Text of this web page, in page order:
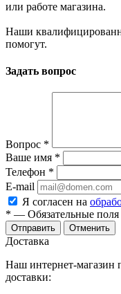
или работе магазина.
Наши
помогут.
Задать вопрос
Вопрос *
Ваше имя *
Телефон *
E-mail
Я согласен на
* — Обязательные поля
Отправить Отменить
Доставка
Наш интернет-магазин
доставки: